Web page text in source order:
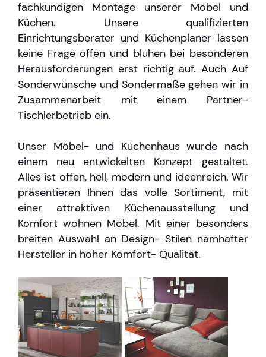
fachkundigen Montage unserer Möbel und
Küchen. Unsere qualifizierten
Einrichtungsberater und Küchenplaner lassen
keine Frage offen und blühen bei besonderen
Herausforderungen erst richtig auf. Auch Auf
Sonderwünsche und Sondermaße gehen wir in
Zusammenarbeit mit einem Partner-
Tischlerbetrieb ein.
Unser Möbel- und Küchenhaus wurde nach
einem neu entwickelten Konzept gestaltet.
Alles ist offen, hell, modern und ideenreich. Wir
präsentieren Ihnen das volle Sortiment, mit
einer attraktiven Küchenausstellung und
Komfort wohnen Möbel. Mit einer besonders
breiten Auswahl an Design- Stilen namhafter
Hersteller in hoher Komfort- Qualität.